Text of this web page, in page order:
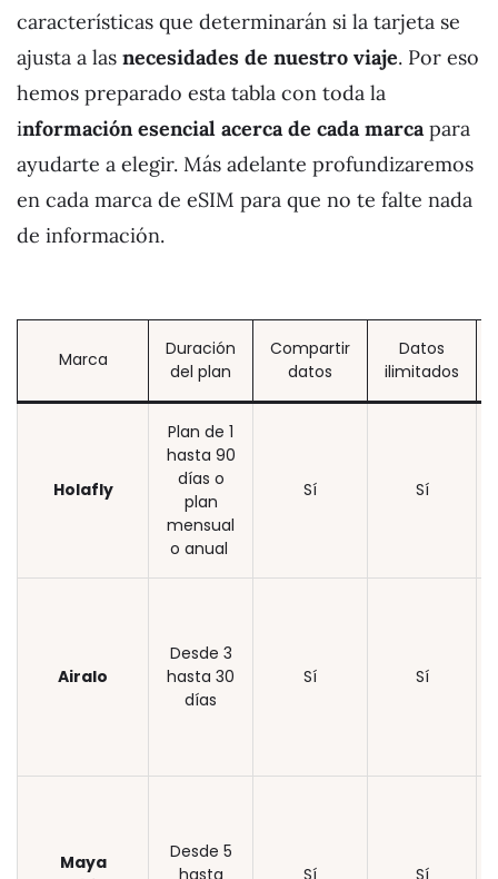
características que determinarán si la tarjeta se
ajusta a las necesidades de nuestro viaje. Por eso
hemos preparado esta tabla con toda la
información esencial acerca de cada marcapara
ayudarte a elegir. Más adelante profundizaremos
en cada marca de eSIM para que no te falte nada
de información.
Marca
Duración
del plan
Compartir
datos
Datos
ilimitados
Holafly
Plan de 1
hasta 90
días o
plan
mensual
o anual
Sí Sí
Airalo
Desde 3
hasta 30
días
Sí Sí
Maya
Desde 5